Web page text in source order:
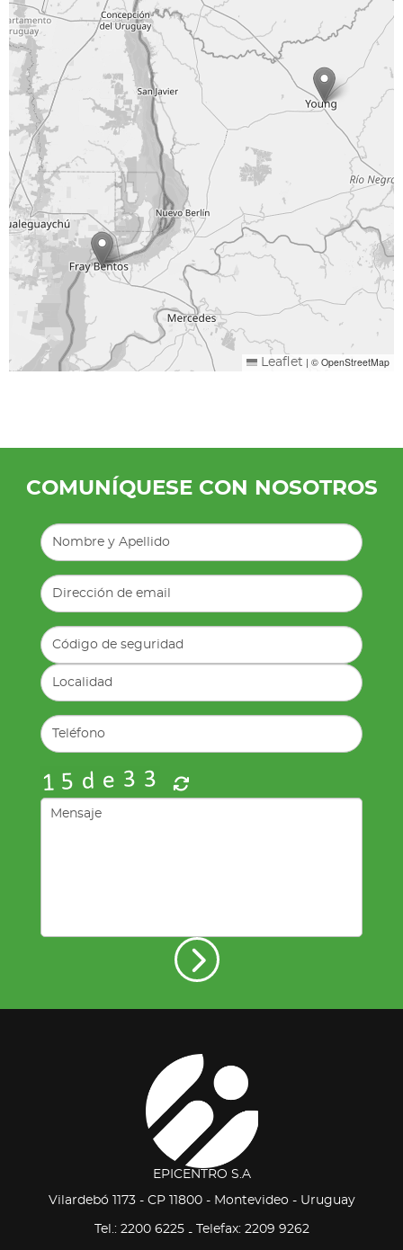
Leaflet | © OpenStreetMap
COMUNÍQUESE CON NOSOTROS
EPICENTRO S.A
Vilardebó 1173 - CP 11800 - Montevideo - Uruguay
Tel.: 2200 6225- Telefax: 2209 9262